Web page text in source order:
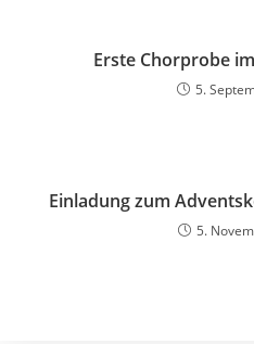
Erste Chorprobe
5.
Einladung zum
5.